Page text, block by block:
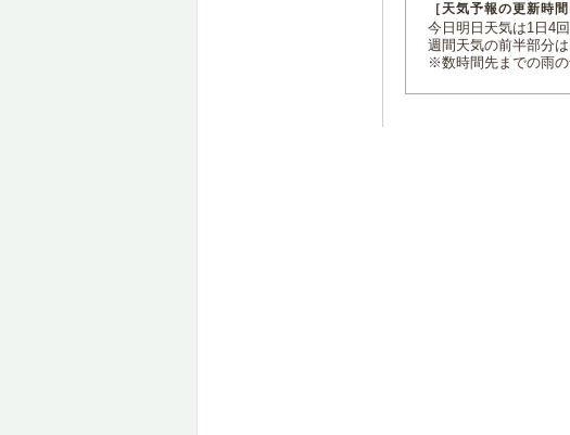
［天気予報の更新時間
今日明日天気は1日4
週間天気の前半部分
※数時間先までの雨の